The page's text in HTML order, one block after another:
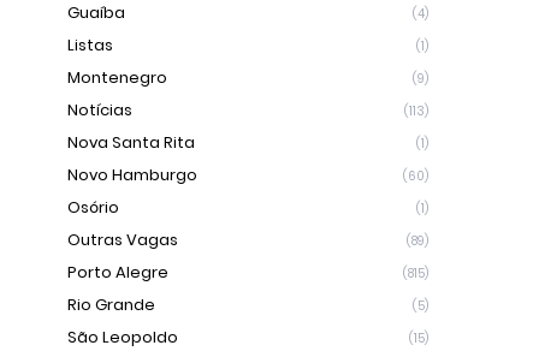
Guaíba (4)
Listas (1)
Montenegro (9)
Notícias (113)
Nova Santa Rita (1)
Novo Hamburgo (60)
Osório (1)
Outras Vagas (89)
Porto Alegre (815)
Rio Grande (5)
São Leopoldo (15)